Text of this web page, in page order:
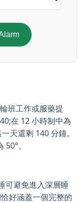
班工作或服藥提
在 12 小時制中為
天還剩 140 分鐘。
。
可避免進入深層睡
好涵蓋一個完整的